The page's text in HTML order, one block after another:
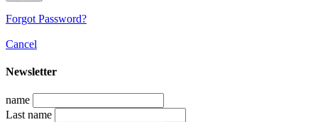
Forgot Password?
Cancel
Newsletter
name
Last name